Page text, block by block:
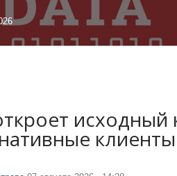
исходный
клиенты